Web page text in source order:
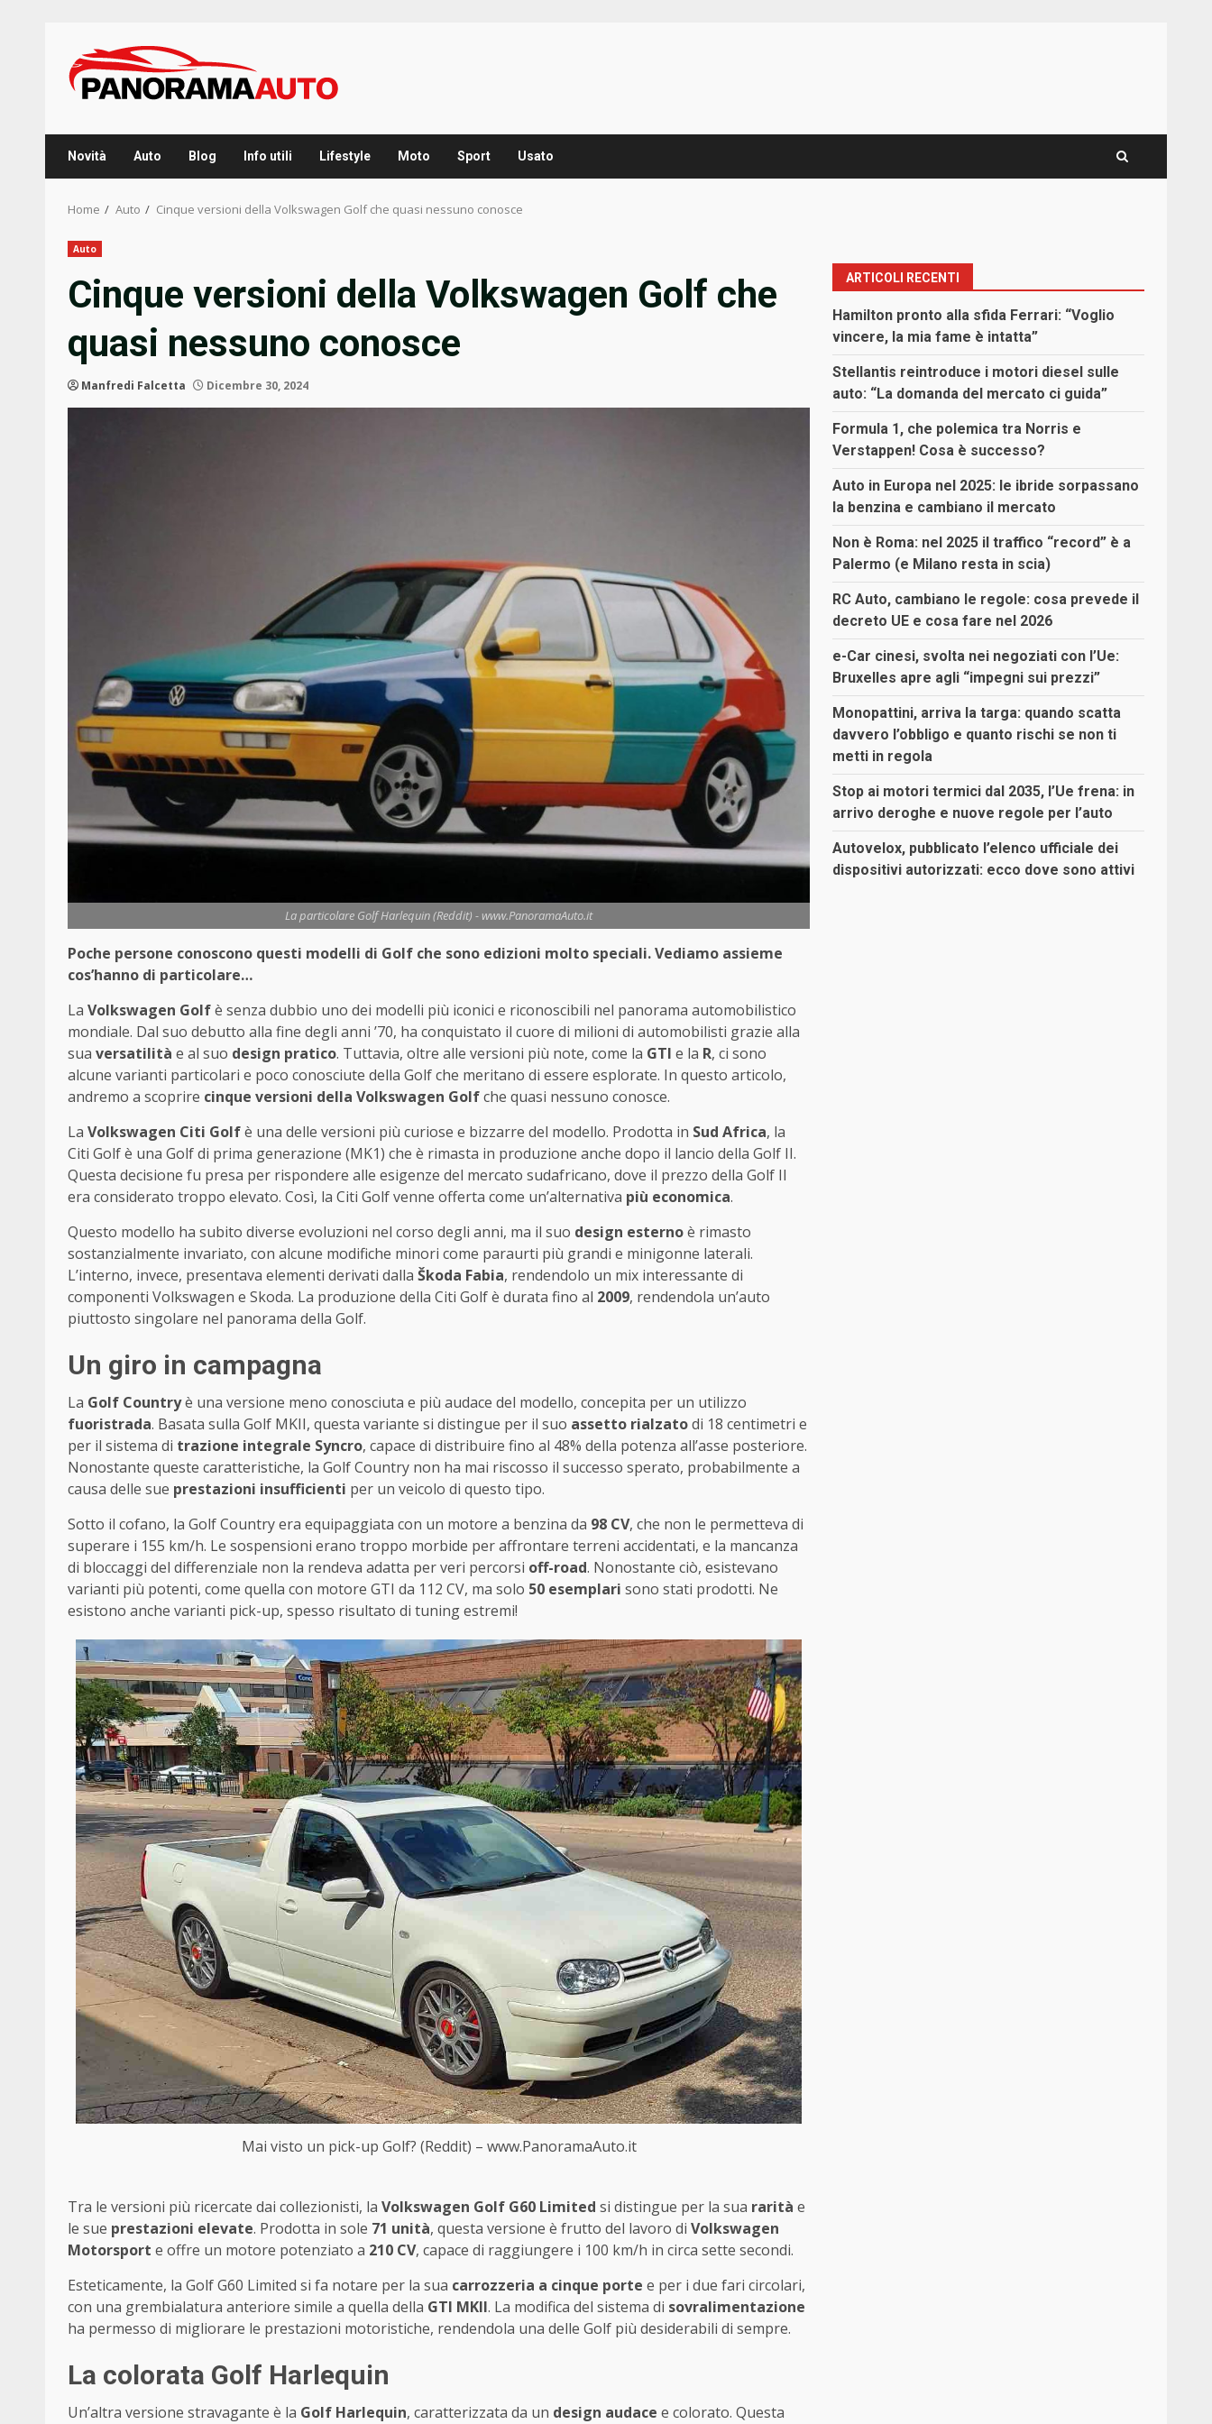
content
Novità Auto Blog Info utili Lifestyle Moto Sport Usato
Home Auto Cinque versioni della Volkswagen Golf che quasi nessuno conosce
Auto
Cinque versioni della Volkswagen Golf che
quasi nessuno conosce
Manfredi Falcetta Dicembre 30, 2024
La particolare Golf Harlequin (Reddit) - www.PanoramaAuto.it
Poche persone conoscono questi modelli di Golf che sono edizioni molto speciali. Vediamo assieme
cos’hanno di particolare…
La Volkswagen Golfè senza dubbio uno dei modelli più iconici e riconoscibili nel panorama automobilistico
mondiale. Dal suo debutto alla fine degli anni ’70, ha conquistato il cuore di milioni di automobilisti grazie alla
sua versatilità e al suo design pratico. Tuttavia, oltre alle versioni più note, come la GTI e la R, ci sono
alcune varianti particolari e poco conosciute della Golf che meritano di essere esplorate. In questo articolo,
andremo a scoprire cinque versioni della Volkswagen Golfche quasi nessuno conosce.
La Volkswagen Citi Golfè una delle versioni più curiose e bizzarre del modello. Prodotta in Sud Africa, la
Citi Golf è una Golf di prima generazione (MK1) che è rimasta in produzione anche dopo il lancio della Golf II.
Questa decisione fu presa per rispondere alle esigenze del mercato sudafricano, dove il prezzo della Golf II
era considerato troppo elevato. Così, la Citi Golf venne offerta come un’alternativa più economica.
Questo modello ha subito diverse evoluzioni nel corso degli anni, ma il suo design esternoè rimasto
sostanzialmente invariato, con alcune modifiche minori come paraurti più grandi e minigonne laterali.
L’interno, invece, presentava elementi derivati dalla Škoda Fabia, rendendolo un mix interessante di
componenti Volkswagen e Skoda. La produzione della Citi Golf è durata fino al 2009, rendendola un’auto
piuttosto singolare nel panorama della Golf.
Un giro in campagna
La Golf Countryè una versione meno conosciuta e più audace del modello, concepita per un utilizzo
fuoristrada. Basata sulla Golf MKII, questa variante si distingue per il suo assetto rialzatodi 18 centimetri e
per il sistema di trazione integrale Syncro, capace di distribuire fino al 48% della potenza all’asse posteriore.
Nonostante queste caratteristiche, la Golf Country non ha mai riscosso il successo sperato, probabilmente a
causa delle sue prestazioni insufficienti per un veicolo di questo tipo.
Sotto il cofano, la Golf Country era equipaggiata con un motore a benzina da 98 CV, che non le permetteva di
superare i 155 km/h. Le sospensioni erano troppo morbide per affrontare terreni accidentati, e la mancanza
di bloccaggi del differenziale non la rendeva adatta per veri percorsi off-road. Nonostante ciò, esistevano
varianti più potenti, come quella con motore GTI da 112 CV, ma solo 50 esemplari sono stati prodotti. Ne
esistono anche varianti pick-up, spesso risultato di tuning estremi!
Mai visto un pick-up Golf? (Reddit) – www.PanoramaAuto.it
Tra le versioni più ricercate dai collezionisti, la Volkswagen Golf G60 Limited si distingue per la sua rarità e
le sue prestazioni elevate. Prodotta in sole 71 unità, questa versione è frutto del lavoro di Volkswagen
Motorsport e offre un motore potenziato a 210 CV, capace di raggiungere i 100 km/h in circa sette secondi.
Esteticamente, la Golf G60 Limited si fa notare per la sua carrozzeria a cinque porte e per i due fari circolari,
con una grembialatura anteriore simile a quella della GTI MKII. La modifica del sistema di sovralimentazione
ha permesso di migliorare le prestazioni motoristiche, rendendola una delle Golf più desiderabili di sempre.
La colorata Golf Harlequin
Un’altra versione stravagante è la Golf Harlequin, caratterizzata da un design audace e colorato. Questa
ARTICOLI RECENTI
Hamilton pronto alla sfida Ferrari: “Voglio
vincere, la mia fame è intatta”
Stellantis reintroduce i motori diesel sulle
auto: “La domanda del mercato ci guida”
Formula 1, che polemica tra Norris e
Verstappen! Cosa è successo?
Auto in Europa nel 2025: le ibride sorpassano
la benzina e cambiano il mercato
Non è Roma: nel 2025 il traffico “record” è a
Palermo (e Milano resta in scia)
RC Auto, cambiano le regole: cosa prevede il
decreto UE e cosa fare nel 2026
e-Car cinesi, svolta nei negoziati con l’Ue:
Bruxelles apre agli “impegni sui prezzi”
Monopattini, arriva la targa: quando scatta
davvero l’obbligo e quanto rischi se non ti
metti in regola
Stop ai motori termici dal 2035, l’Ue frena: in
arrivo deroghe e nuove regole per l’auto
Autovelox, pubblicato l’elenco ufficiale dei
dispositivi autorizzati: ecco dove sono attivi